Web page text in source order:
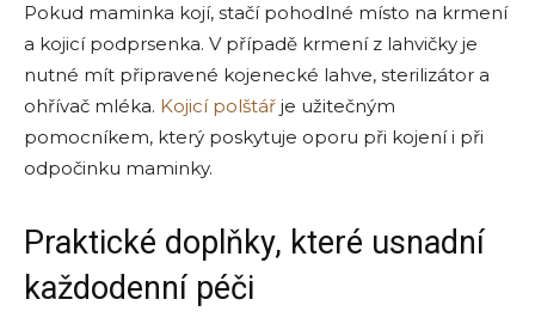
Pokud maminka kojí, stačí pohodlné místo na krmení
a kojicí podprsenka. V případě krmení z lahvičky je
nutné mít připravené kojenecké lahve, sterilizátor a
ohřívač mléka. Kojicí polštář je užitečným
pomocníkem, který poskytuje oporu při kojení i při
odpočinku maminky.
Praktické doplňky, které usnadní
každodenní péči